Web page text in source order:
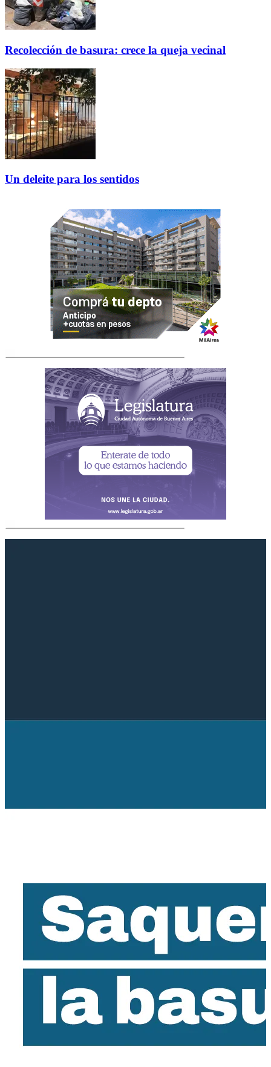
Recolección de basura: crece la queja vecinal
Un deleite para los sentidos